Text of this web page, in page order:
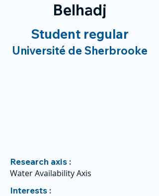
Belhadj
Student regular
Université de Sherbrooke
Research axis :
Water Availability Axis
Interests :